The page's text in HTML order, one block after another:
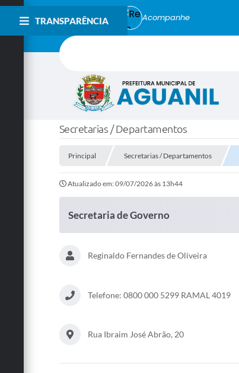
Acompanhe
TRANSPARÊNCIA
Secretarias / Departamentos
Principal Secretarias / Departamentos
Atualizado em: 09/07/2026 às 13h44
Secretaria de Governo
Reginaldo Fernandes de Oliveira
Telefone: 0800 000 5299 RAMAL 4019
Rua Ibraim José Abrão, 20